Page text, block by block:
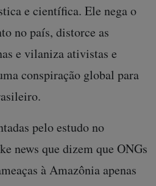
e científica. Ele nega o
no país, distorce as
e vilaniza ativistas e
conspiração global para
pelo estudo no
news que dizem que ONGs
à Amazônia apenas